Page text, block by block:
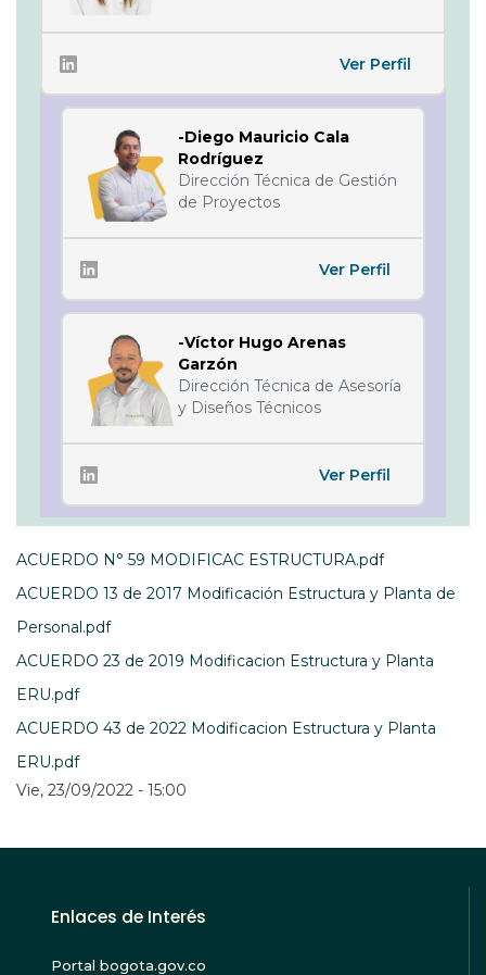
Ver Perfil
-Diego Mauricio Cala
Rodríguez
Dirección Técnica de Gestión
de Proyectos
Ver Perfil
-Víctor Hugo Arenas
Garzón
Dirección Técnica de Asesoría
y Diseños Técnicos
Ver Perfil
ACUERDO N° 59 MODIFICAC ESTRUCTURA.pdf
ACUERDO 13 de 2017 Modificación Estructura y Planta de
Personal.pdf
ACUERDO 23 de 2019 Modificacion Estructura y Planta
ERU.pdf
ACUERDO 43 de 2022 Modificacion Estructura y Planta
ERU.pdf
Vie, 23/09/2022 - 15:00
Enlaces de Interés
Portal bogota.gov.co